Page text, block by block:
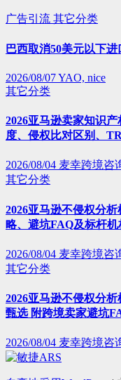
广告引流 其它分类
巴西取消50美元以下
2026/08/07YAO, nice
其它分类
2026亚马逊卖家知识
度、侵权比对区别、
2026/08/04 麦幸跨境咨
其它分类
2026亚马逊不侵权分
略、避坑FAQ及标杆
2026/08/04 麦幸跨境咨
其它分类
2026亚马逊不侵权分
甄选 附跨境卖家避坑
2026/08/04 麦幸跨境咨